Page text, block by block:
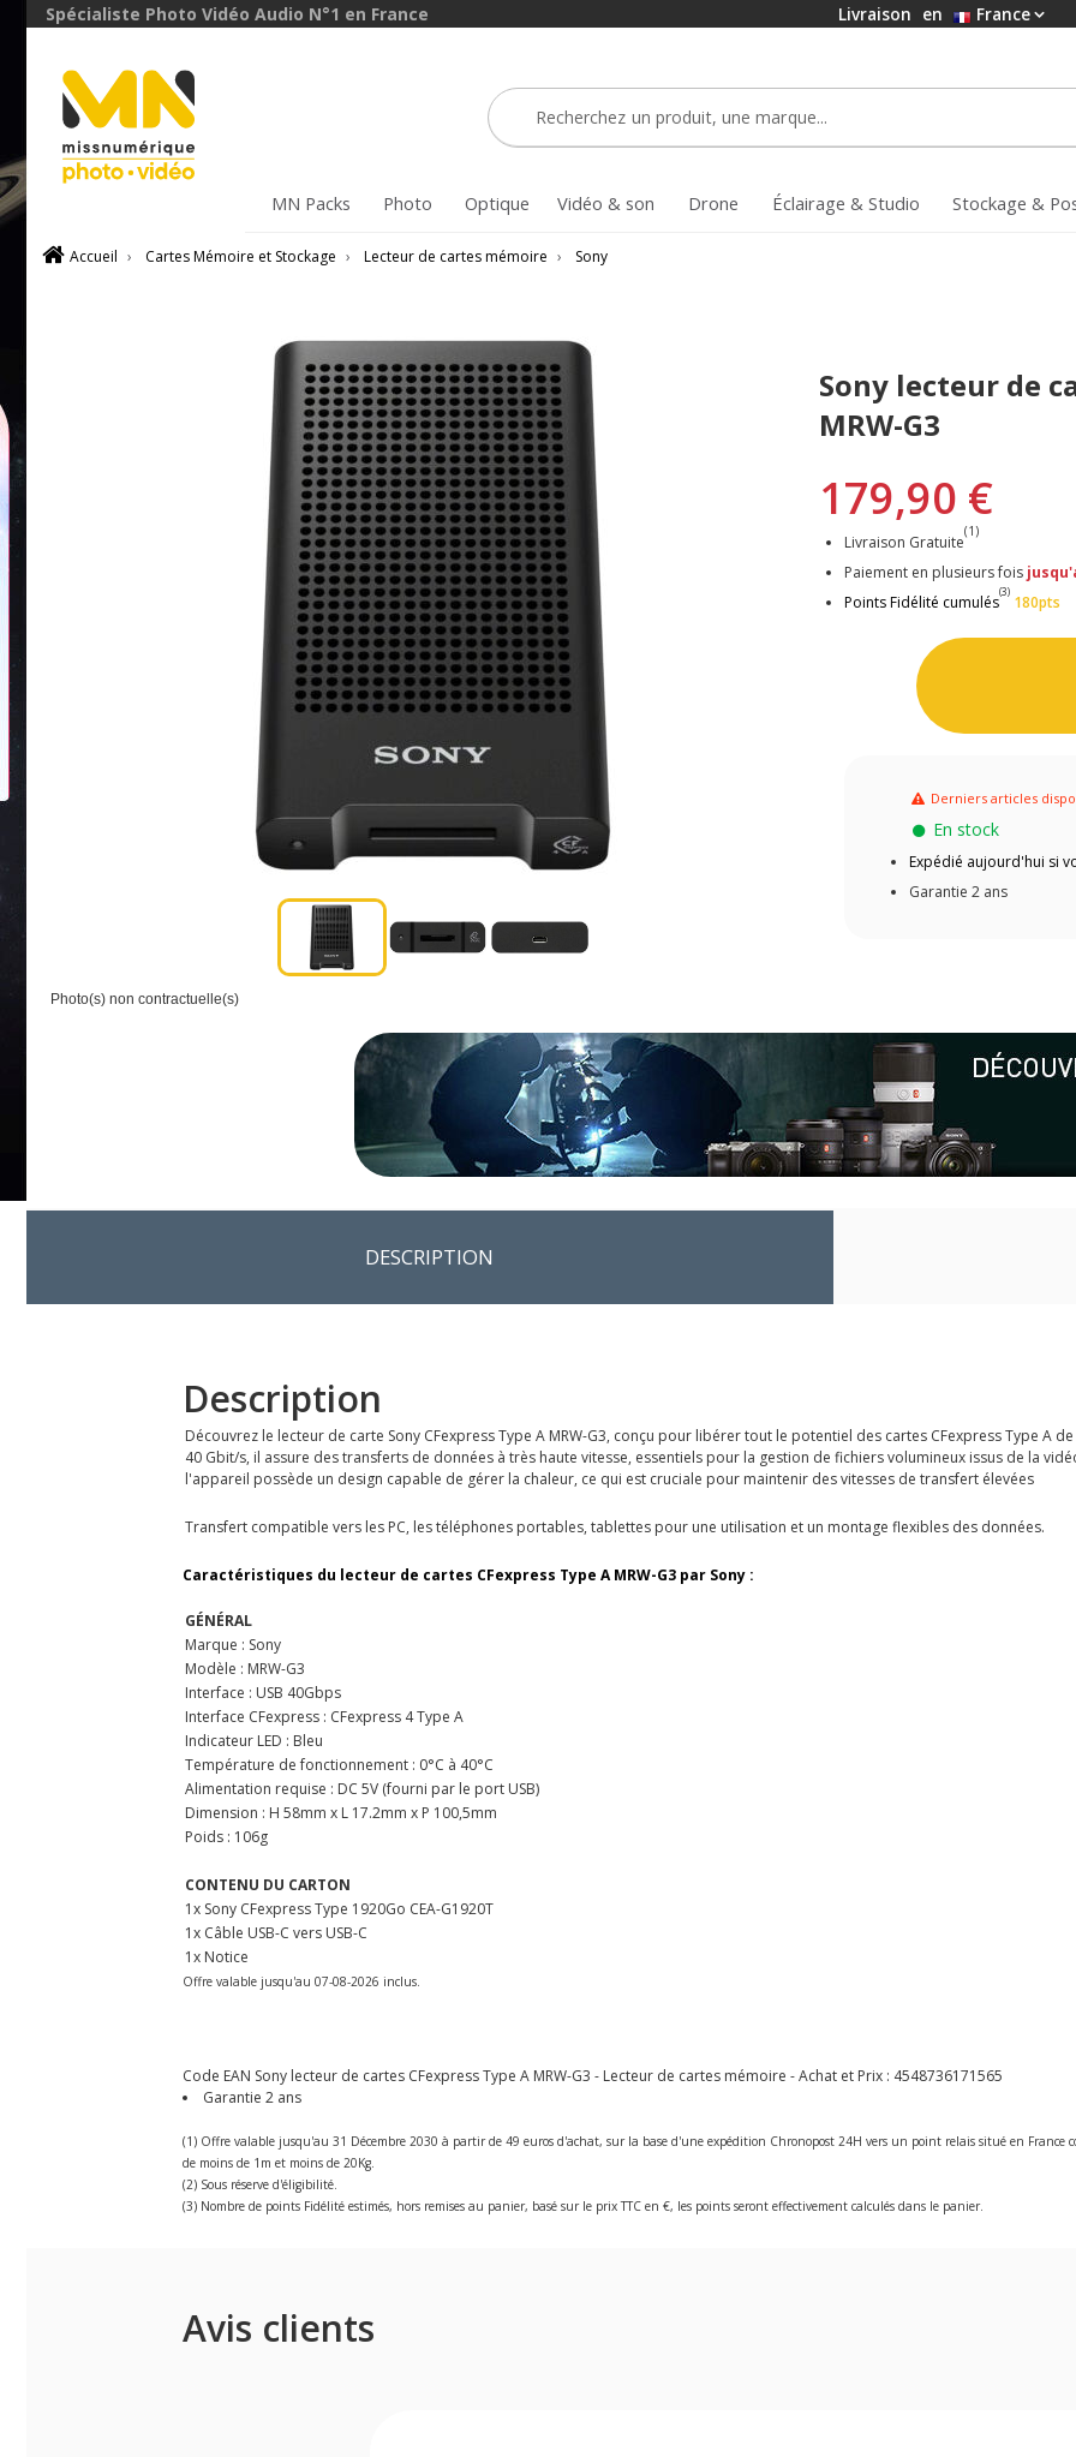
Spécialiste Photo Vidéo Audio N°1 en France Livraison en France
MN Packs Photo Optique Vidéo & son Drone Éclairage & Studio Stockage &
Accueil › Cartes Mémoire et Stockage › Lecteur de cartes mémoire › Sony
Photo(s) non contractuelle(s)
Sony lecteur de
MRW-G3
179,90 €
Livraison Gratuite
(1)
Paiement en plusieurs fois
Points Fidélité cumulés
(3)
180pts
Derniers articles
En stock
Expédié aujourd'hui si
Garantie 2 ans
DESCRIPTION
Description
Découvrez le lecteur de carte Sony CFexpress Type A MRW-G3, conçu pour libérer tout le potentiel des cartes CFexpress Type A
40 Gbit/s, il assure des transferts de données à très haute vitesse, essentiels pour la gestion de fichiers volumineux issus de la
l'appareil possède un design capable de gérer la chaleur, ce qui est cruciale pour maintenir des vitesses de transfert élevées
Transfert compatible vers les PC, les téléphones portables, tablettes pour une utilisation et un montage flexibles des données.
Caractéristiques du lecteur de cartes CFexpress Type A MRW-G3 par Sony :
GÉNÉRAL
Marque : Sony
Modèle : MRW-G3
Interface : USB 40Gbps
Interface CFexpress : CFexpress 4 Type A
Indicateur LED : Bleu
Température de fonctionnement : 0°C à 40°C
Alimentation requise : DC 5V (fourni par le port USB)
Dimension : H 58mm x L 17.2mm x P 100,5mm
Poids : 106g
CONTENU DU CARTON
1x Sony CFexpress Type 1920Go CEA-G1920T
1x Câble USB-C vers USB-C
1x Notice
Offre valable jusqu'au 07-08-2026 inclus.
Code EAN Sony lecteur de cartes CFexpress Type A MRW-G3 - Lecteur de cartes mémoire - Achat et Prix : 4548736171565
Garantie 2 ans
(1) Offre valable jusqu'au 31 Décembre 2030 à partir de 49 euros d'achat, sur la base d'une expédition Chronopost 24H vers un point relais situé en
de moins de 1m et moins de 20Kg.
(2) Sous réserve d'éligibilité.
(3) Nombre de points Fidélité estimés, hors remises au panier, basé sur le prix TTC en €, les points seront effectivement calculés dans le panier.
Avis clients